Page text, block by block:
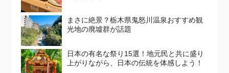
まさに絶景？栃木県鬼怒川温泉おすすめ観
光地の廃墟群が話題
日本の有名な祭り15選！地元民と共に盛り
上がりながら、日本の伝統を体感しよう！